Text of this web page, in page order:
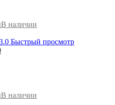
В наличии
Быстрый просмотр
В наличии